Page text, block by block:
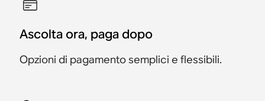
Ascolta ora, paga dopo
Opzioni di pagamento semplici e flessibili.